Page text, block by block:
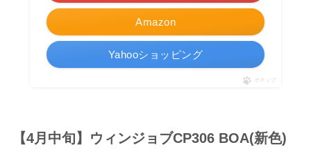
Amazon
Yahooショッピング
ポチップ
【4月中旬】ウィンジョブCP306 BOA(新色)